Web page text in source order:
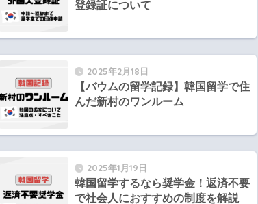
登録証について
2025年2月18日
【バウムの留学記録】韓国留学で住
んだ新村のワンルーム
2025年1月19日
韓国留学するなら奨学金！返済不要
で社会人におすすめの制度を解説